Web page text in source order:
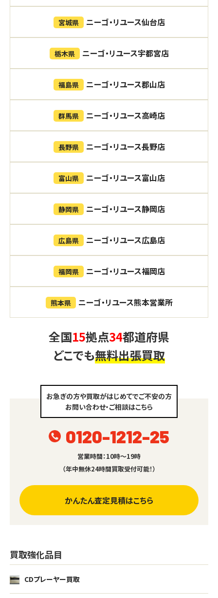
宮城県 ニーゴ・リユース仙台店
栃木県 ニーゴ・リユース宇都宮店
福島県 ニーゴ・リユース郡山店
群馬県 ニーゴ・リユース高崎店
長野県 ニーゴ・リユース長野店
富山県 ニーゴ・リユース富山店
静岡県 ニーゴ・リユース静岡店
広島県 ニーゴ・リユース広島店
福岡県 ニーゴ・リユース福岡店
熊本県 ニーゴ・リユース熊本営業所
全国15拠点34都道府県
どこでも無料出張買取
お急ぎの方や買取がはじめてでご不安の方
お問い合わせ・ご相談はこちら
0120-1212-25
営業時間：10時～19時
（年中無休24時間買取受付可能！）
かんたん査定見積はこちら
買取強化品目
CDプレーヤー買取